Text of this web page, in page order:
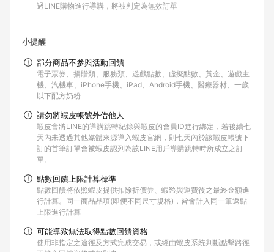
過LINE購物進行導購，將被判定為無效訂單
小提醒
部分商品不參與活動回饋
電子票券、捐贈類、服務類、遊戲點數、虛擬點數、黃金、遊戲主
機、汽機車、iPhone手機、iPad、Android手機、醫療器材、一歲
以下配方奶粉
請勿將蝦皮帳號外借他人
蝦皮會將LINE的導購跳轉紀錄與蝦皮的會員ID進行綁定，若後續七
天內未透過其他媒體來源導入蝦皮官網，則七天內於該蝦皮帳號下
訂的首筆訂單會被蝦皮認列為該LINE用戶導購跳轉時所成立之訂
單。
點數回饋上限計算標準
點數回饋將依照蝦皮提供扣除折價券、蝦幣與運費後之最終金額進
行計算。同一商品品項(即便不同尺寸規格)，皆會計入同一筆返點
上限進行計算
可能導致無法取得點數回饋資格
使用非指定之途徑及方式完成交易，或經由蝦皮系統判斷點擊路徑